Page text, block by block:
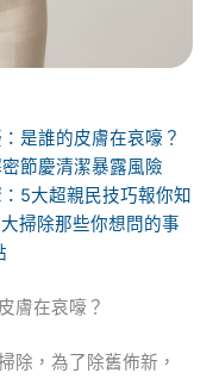
是誰的皮膚在哀嚎？
節慶清潔暴露風險
5大超親民技巧報你知
掃除那些你想問的事
膚在哀嚎？
除，為了除舊佈新，